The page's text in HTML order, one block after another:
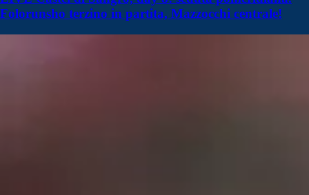
Folorunsho terzino in partita, Mazzocchi centrale!